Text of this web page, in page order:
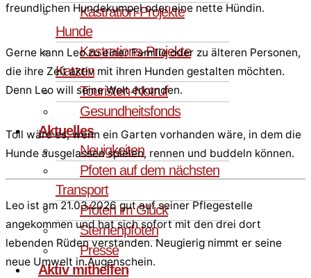
Kastration-Projekte
Hunde
Kastrations-Projekte
Katzen
Touristen-Notruf
Gesundheitsfonds
Aktuelles
Neuigkeiten
Pfoten auf dem nächsten
Transport
Pfoten im Glück
Sternenpfoten
Presse
Aktiv mithelfen
freundlichen Hundekumpel oder eine nette Hündin.
Gerne kann Leo zu einer Familie oder zu älteren Personen,
die ihre Zeit aktiv mit ihren Hunden gestalten möchten.
Denn Leo will seine Welt erkunden.
Toll wäre es, wenn ein Garten vorhanden wäre, in dem die
Hunde ausgelassen spielen, rennen und buddeln können.
Leo ist am 21.03.2026 gut auf seiner Pflegestelle
angekommen und hat sich sofort mit den drei dort
lebenden Rüden verstanden. Neugierig nimmt er seine
neue Umwelt in Augenschein.